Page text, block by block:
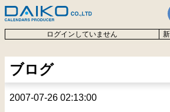
ログインしていません
ブログ
2007-07-26 02:13:00